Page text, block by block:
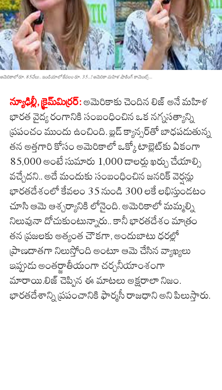
అమెరికాలో రూ. 85వేలు.. ఇండియాలో కేవ‌లం రూ. 35...! అమెరికా మహిళ షాకింగ్ కామెంట్స్‌...
న్యూఢిల్లీ, క్రైమ్‌మిర్ర‌ర్‌: అమెరికాకు చెందిన లిజ్ అనే మహిళ
భారత వైద్య రంగానికి సంబంధించిన ఒక నగ్నసత్యాన్ని
ప్రపంచం ముందు ఉంచింది. బ్లడ్ క్యాన్సర్‌తో బాధపడుతున్న
తన అత్తగారి కోసం అమెరికాలో ఒక్కో టాబ్లెట్‌కు ఏకంగా
85,000 అంటే సుమారు 1,000 డాలర్లు ఖర్చు చేయాల్సి
వచ్చేదని.. అదే మందుకు సంబంధించిన జనరిక్ వెర్షన్లు
భారతదేశంలో కేవలం 35 నుండి 300 లకే లభిస్తుండటం
చూసి ఆమె ఆశ్చర్యానికి లోనైంది. అమెరికాలో మమ్మల్ని
నిలువునా దోచుకుంటున్నారు.. కానీ భారతదేశం మాత్రం
తన ప్రజలకు అత్యంత చౌకగా, అందుబాటు ధరల్లో
ప్రాణదాతగా నిలుస్తోంది అంటూ ఆమె చేసిన వ్యాఖ్యలు
ఇప్పుడు అంతర్జాతీయంగా చర్చనీయాంశంగా
మారాయి.లిజ్ చెప్పిన ఈ మాటలు అక్షరాలా నిజం.
భారతదేశాన్ని ప్రపంచానికి ఫార్మసీ రాజధాని అని పిలుస్తారు.